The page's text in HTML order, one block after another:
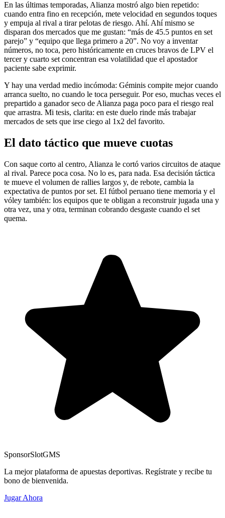
En las últimas temporadas, Alianza mostró algo bien repetido:
cuando entra fino en recepción, mete velocidad en segundos toques
y empuja al rival a tirar pelotas de riesgo. Ahí. Ahí mismo se
disparan dos mercados que me gustan: “más de 45.5 puntos en set
parejo” y “equipo que llega primero a 20”. No voy a inventar
números, no toca, pero históricamente en cruces bravos de LPV el
tercer y cuarto set concentran esa volatilidad que el apostador
paciente sabe exprimir.
Y hay una verdad medio incómoda: Géminis compite mejor cuando
arranca suelto, no cuando le toca perseguir. Por eso, muchas veces el
prepartido a ganador seco de Alianza paga poco para el riesgo real
que arrastra. Mi tesis, clarita: en este duelo rinde más trabajar
mercados de sets que irse ciego al 1x2 del favorito.
El dato táctico que mueve cuotas
Con saque corto al centro, Alianza le cortó varios circuitos de ataque
al rival. Parece poca cosa. No lo es, para nada. Esa decisión táctica
te mueve el volumen de rallies largos y, de rebote, cambia la
expectativa de puntos por set. El fútbol peruano tiene memoria y el
vóley también: los equipos que te obligan a reconstruir jugada una y
otra vez, una y otra, terminan cobrando desgaste cuando el set
quema.
SponsorSlotGMS
La mejor plataforma de apuestas deportivas. Regístrate y recibe tu
bono de bienvenida.
Jugar Ahora